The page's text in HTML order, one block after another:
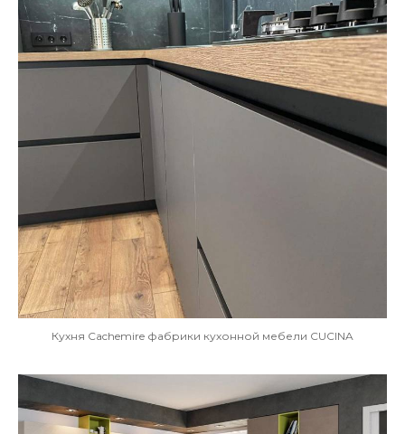
Кухня Cachemire фабрики кухонной мебели CUCINA